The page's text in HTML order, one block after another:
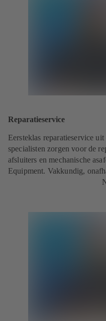
Reparatieservice
Eersteklas reparatieservice
specialisten zorgen voor de
afsluiters en mechanische
Equipment. Vakkundig,